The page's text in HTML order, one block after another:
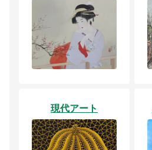
現代アート